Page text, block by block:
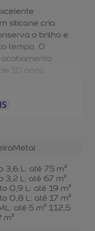
silicone cria
o brilho e
tempo. O
10 anos.
Metal
3,6 L: até 75 m²
3,2 L: até 67 m²
0,9 L: até 19 m²
0,8 L: até 17 m²
até 5 m² 112,5
m²